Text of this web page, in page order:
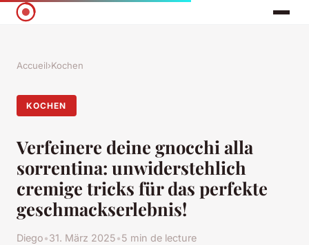
Accueil›Kochen
KOCHEN
Verfeinere deine gnocchi alla
sorrentina: unwiderstehlich
cremige tricks für das perfekte
geschmackserlebnis!
Diego•31. März 2025•5 min de lecture